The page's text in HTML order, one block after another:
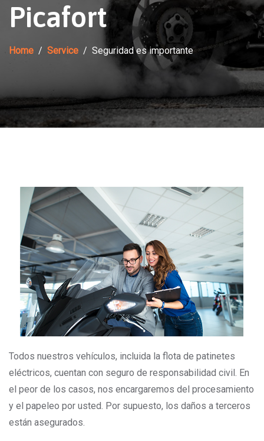
Picafort
Home Service Seguridad es importante
Todos nuestros vehículos, incluida la flota de patinetes
eléctricos, cuentan con seguro de responsabilidad civil. En
el peor de los casos, nos encargaremos del procesamiento
y el papeleo por usted. Por supuesto, los daños a terceros
están asegurados.